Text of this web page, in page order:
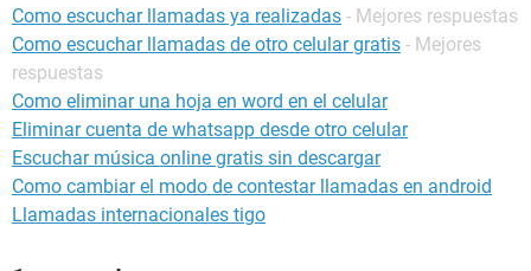
Como escuchar llamadas ya realizadas - Mejores respuestas
Como escuchar llamadas de otro celular gratis - Mejores
respuestas
Como eliminar una hoja en word en el celular
Eliminar cuenta de whatsapp desde otro celular
Escuchar música online gratis sin descargar
Como cambiar el modo de contestar llamadas en android
Llamadas internacionales tigo